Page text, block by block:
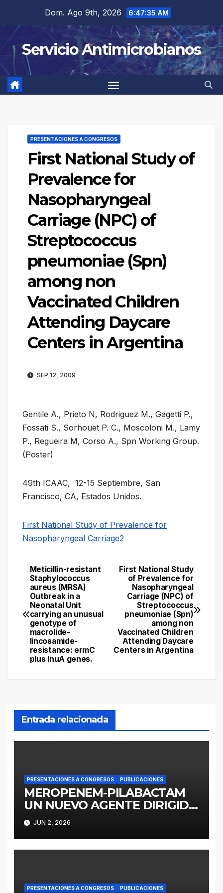
contenido
Dom. Ago 9th, 2026 6:47:35 AM
Servicio Antimicrobianos
PRESENTACIONES A CONGRESOS
First National Study of
Prevalence for
Nasopharyngeal
Carriage (NPC) of
Streptococcus
pneumoniae (Spn)
among non
Vaccinated Children
Attending Daycare
Centers in Argentina
SEP 12, 2009
Gentile A., Prieto N, Rodriguez M., Gagetti P.,
Fossati S., Sorhouet P. C., Moscoloni M., Lamy
P., Regueira M, Corso A., Spn Working Group.
(Poster)
49th ICAAC, 12-15 Septiembre, San
Francisco, CA, Estados Unidos.
First National Study of Prevalence for
Nasopharyngeal Carriage2
Navegación
de
entradas
First National Study
of Prevalence for
Nasopharyngeal
Carriage (NPC) of
Streptococcus
pneumoniae (Spn)
among non
Vaccinated Children
Attending Daycare
Centers in Argentina
Meticillin-resistant
Staphylococcus
aureus (MRSA)
Outbreak in a
Neonatal Unit
carrying an unusual
genotype of
macrolide-
lincosamide-
resistance: ermC
plus lnuA genes.
Entrada relacionada
PRESENTACIONES A CONGRESOS PUBLICACIONES
MEROPENEM-PILABACTAM
UN NUEVO AGENTE DIRIGIDO
A ENTEROBACTERALES
PRODUCTORES DE
SERINOCARBAPENEMASAS
JUN 2, 2026
PRESENTACIONES A CONGRESOS PUBLICACIONES